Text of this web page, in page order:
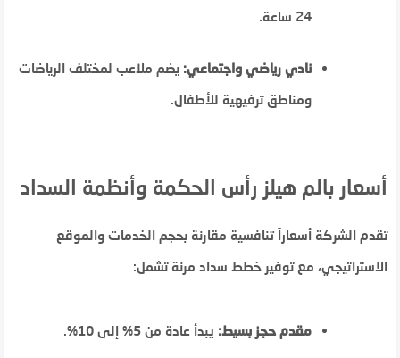
24 ساعة.
نادي رياضي واجتماعي: يضم ملاعب لمختلف الرياضات
ومناطق ترفيهية للأطفال.
أسعار بالم هيلز رأس الحكمة وأنظمة السداد
تقدم الشركة أسعاراً تنافسية مقارنة بحجم الخدمات والموقع
الاستراتيجي، مع توفير خطط سداد مرنة تشمل:
مقدم حجز بسيط: يبدأ عادة من 5% إلى 10%.